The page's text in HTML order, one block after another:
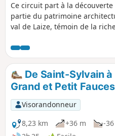
Ce circuit part à la
partie du patrimoine
val de Laize, témoin de la
pour ses tanneries et ses
De Saint-Sylvain
Grand et Petit Fauces
Visorandonneur
8,23 km
+36 m
-